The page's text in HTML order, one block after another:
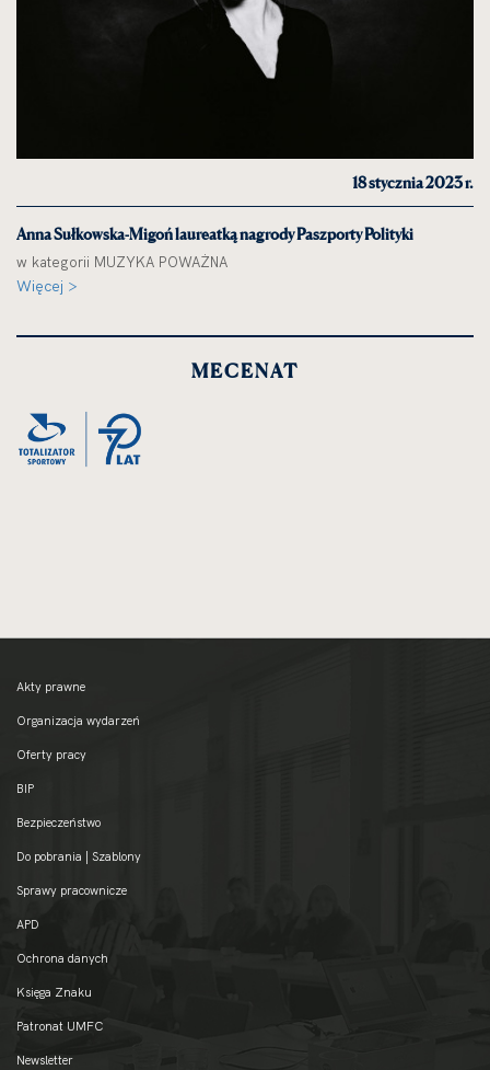
18 stycznia 2023 r.
Anna Sułkowska-Migoń laureatką nagrody Paszporty Polityki
w kategorii MUZYKA POWAŻNA
Więcej >
MECENAT
Akty prawne
Organizacja wydarzeń
Oferty pracy
BIP
Bezpieczeństwo
Do pobrania | Szablony
Sprawy pracownicze
APD
Ochrona danych
Księga Znaku
Patronat UMFC
Newsletter